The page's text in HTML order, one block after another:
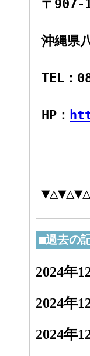
〒907-
沖縄県
TEL：
HP：
■過去の
2024年
2024年
2024年